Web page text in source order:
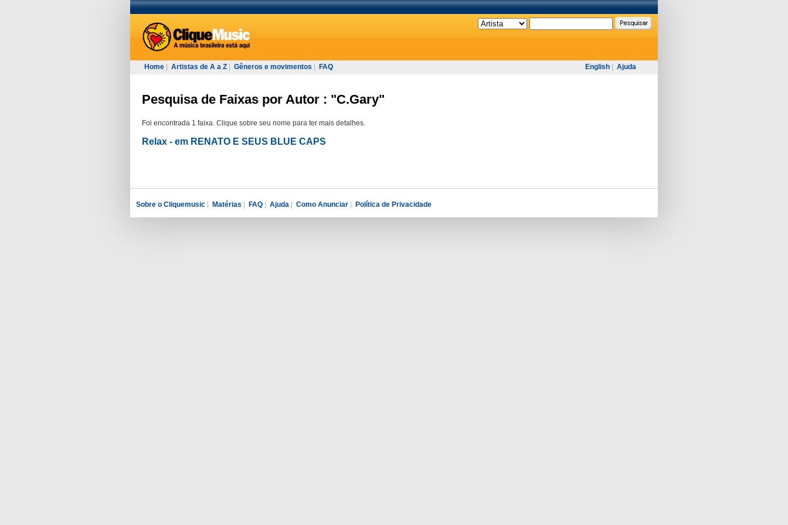
Home Artistas de A a Z Gêneros e movimentos FAQ English Ajuda
Pesquisa de Faixas por Autor : "C.Gary"
Foi encontrada 1 faixa. Clique sobre seu nome para ter mais detalhes.
Relax - em RENATO E SEUS BLUE CAPS
Sobre o Cliquemusic | Matérias | FAQ | Ajuda | Como Anunciar | Política de Privacidade